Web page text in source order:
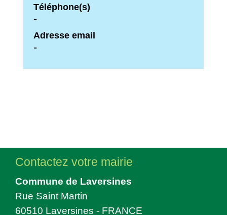
Téléphone(s)
-
Adresse email
-
Contactez votre mairie
Commune de Laversines
Rue Saint Martin
60510 Laversines - FRANCE